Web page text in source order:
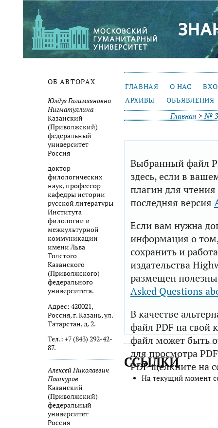
ОБ АВТОРАХ
Юлдуз Галимзяновна
Нигматуллина
Казанский
(Приволжский)
федеральный
университет
Россия
доктор
филологических
наук, профессор
кафедры истории
русской литературы
Института
филологии и
межкультурной
коммуникации
имени Льва
Толстого
Казанского
(Приволжского)
федерального
университета.
Адрес: 420021,
Россия, г. Казань, ул.
Татарстан, д. 2.
Тел.: +7 (843) 292-42-
87.
Алексей Николаевич
Пашкуров
Казанский
(Приволжский)
федеральный
университет
Россия
ГЛАВНАЯ О НАС
АРХИВЫ
ОБЪЯВЛЕНИЯ
Главная >№ 3
Выбранный файл
здесь, если в
плагин для
последняя версия
Если вам нужна
информация о том,
сохранить и
издательства
размещен
Asked Questions
В качестве
файл PDF на свой
файл может быть
для просмотра
PDF щелкните на
ССЫЛКИ
На текущий момент